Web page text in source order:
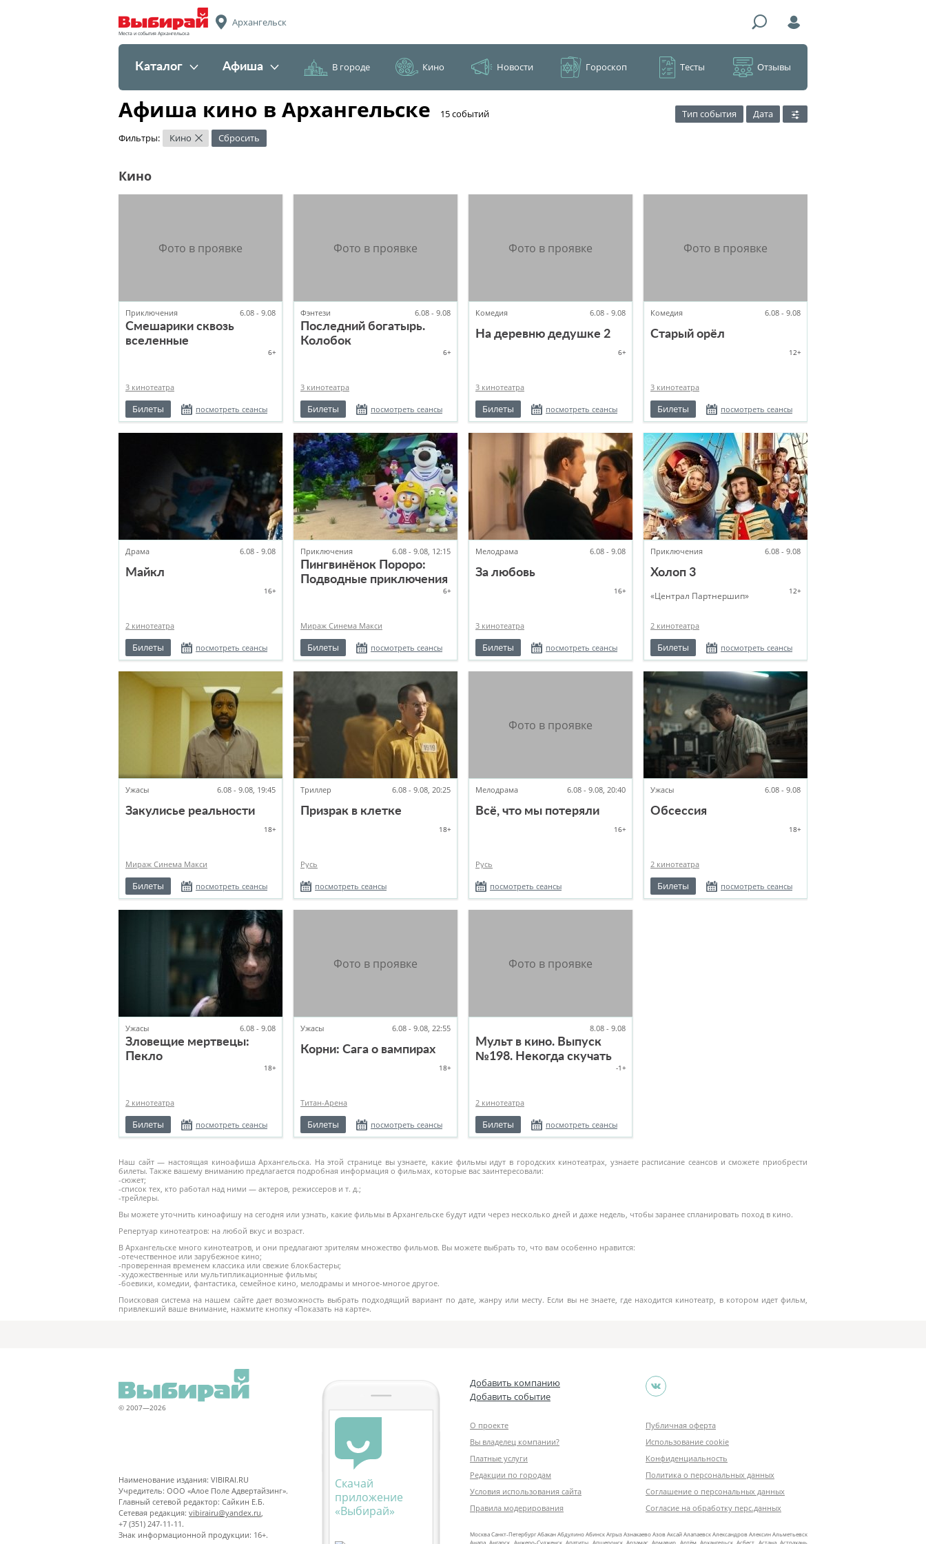
Места и события Архангельска
Архангельск
Каталог Афиша В городе Кино Новости Гороскоп Тесты Отзывы
Афиша кино в Архангельске ​15 событий Тип события
Дата
Фильтры:
Кино × Сбросить
Наш сайт — настоящая киноафиша Архангельска. На этой странице вы узнаете, какие фильмы идут в городских кинотеатрах, узнаете расписание сеансов и сможете приобрести
билеты. Также вашему вниманию предлагается подробная информация о фильмах, которые вас заинтересовали:
-сюжет;
-список тех, кто работал над ними — актеров, режиссеров и т. д.;
-трейлеры.
Вы можете уточнить киноафишу на сегодня или узнать, какие фильмы в Архангельске будут идти через несколько дней и даже недель, чтобы заранее спланировать поход в кино.
Репертуар кинотеатров: на любой вкус и возраст.
В Архангельске много кинотеатров, и они предлагают зрителям множество фильмов. Вы можете выбрать то, что вам особенно нравится:
-отечественное или зарубежное кино;
-проверенная временем классика или свежие блокбастеры;
-художественные или мультипликационные фильмы;
-боевики, комедии, фантастика, семейное кино, мелодрамы и многое-многое другое.
Поисковая система на нашем сайте дает возможность выбрать подходящий вариант по дате, жанру или месту. Если вы не знаете, где находится кинотеатр, в котором идет фильм,
привлекший ваше внимание, нажмите кнопку «Показать на карте».
Кино
Приключения 6.08 - 9.08
Смешарики сквозь
вселенные
6+
3 кинотеатра
Билеты посмотреть сеансы
Фэнтези 6.08 - 9.08
Последний богатырь.
Колобок
6+
3 кинотеатра
Билеты посмотреть сеансы
Комедия 6.08 - 9.08
На деревню дедушке 2
6+
3 кинотеатра
Билеты посмотреть сеансы
Комедия 6.08 - 9.08
Старый орёл
12+
3 кинотеатра
Билеты посмотреть сеансы
Драма 6.08 - 9.08
Майкл
16+
2 кинотеатра
Билеты посмотреть сеансы
Приключения 6.08 - 9.08, 12:15
Пингвинёнок Пороро:
Подводные приключения
6+
Мираж Синема Макси
Билеты посмотреть сеансы
Мелодрама 6.08 - 9.08
За любовь
16+
3 кинотеатра
Билеты посмотреть сеансы
Приключения 6.08 - 9.08
Холоп 3
12+
«Централ Партнершип»
2 кинотеатра
Билеты посмотреть сеансы
Ужасы 6.08 - 9.08, 19:45
Закулисье реальности
18+
Мираж Синема Макси
Билеты посмотреть сеансы
Триллер 6.08 - 9.08, 20:25
Призрак в клетке
18+
Русь
посмотреть сеансы
Мелодрама 6.08 - 9.08, 20:40
Всё, что мы потеряли
16+
Русь
посмотреть сеансы
Ужасы 6.08 - 9.08
Обсессия
18+
2 кинотеатра
Билеты посмотреть сеансы
Ужасы 6.08 - 9.08
Зловещие мертвецы:
Пекло
18+
2 кинотеатра
Билеты посмотреть сеансы
Ужасы 6.08 - 9.08, 22:55
Корни: Сага о вампирах
18+
Титан-Арена
Билеты посмотреть сеансы
8.08 - 9.08
Мульт в кино. Выпуск
№198. Некогда скучать
-1+
2 кинотеатра
Билеты посмотреть сеансы
© 2007—2026
Наименование издания: VIBIRAI.RU
Учредитель: ООО «Алое Поле Адвертайзинг».
Главный сетевой редактор: Сайкин Е.Б.
Сетевая редакция: vibirairu@yandex.ru
+7 (351) 247-11-11.
Знак информационной продукции: 16+.
Скачай
приложение
«Выбирай»
Добавить компанию
Добавить событие
О проекте
Вы владелец компании?
Платные услуги
Редакции по городам
Условия использования сайта
Правила модерирования
Публичная оферта
Использование cookie
Конфиденциальность
Политика о персональных данных
Соглашение о персональных данных
Согласие на обработку перс.данных
МоскваСанкт‑ПетербургАбаканАбдулиноАбинскАгрызАзнакаевоАзовАксайАлапаевскАлександровАлексинАльметьевск
Анапа Ангарск Анжеро‑Судженск Апатиты Апшеронск Арзамас Армавир Артём Архангельск Асбест Астана Астрахань